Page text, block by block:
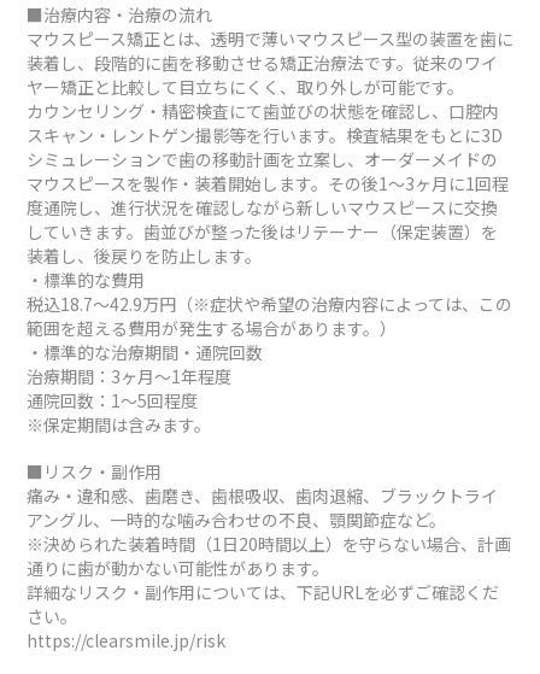
■治療内容・治療の流れ
マウスピース矯正とは、透明で薄いマウスピース型の装置を歯に
装着し、段階的に歯を移動させる矯正治療法です。従来のワイ
ヤー矯正と比較して目立ちにくく、取り外しが可能です。
カウンセリング・精密検査にて歯並びの状態を確認し、口腔内
スキャン・レントゲン撮影等を行います。検査結果をもとに3D
シミュレーションで歯の移動計画を立案し、オーダーメイドの
マウスピースを製作・装着開始します。その後1～3ヶ月に1回程
度通院し、進行状況を確認しながら新しいマウスピースに交換
していきます。歯並びが整った後はリテーナー（保定装置）を
装着し、後戻りを防止します。
・標準的な費用
税込18.7～42.9万円（※症状や希望の治療内容によっては、この
範囲を超える費用が発生する場合があります。）
・標準的な治療期間・通院回数
治療期間：3ヶ月～1年程度
通院回数：1～5回程度
※保定期間は含みます。
■リスク・副作用
痛み・違和感、歯磨き、歯根吸収、歯肉退縮、ブラックトライ
アングル、一時的な噛み合わせの不良、顎関節症など。
※決められた装着時間（1日20時間以上）を守らない場合、計画
通りに歯が動かない可能性があります。
詳細なリスク・副作用については、下記URLを必ずご確認くだ
さい。
https://clearsmile.jp/risk